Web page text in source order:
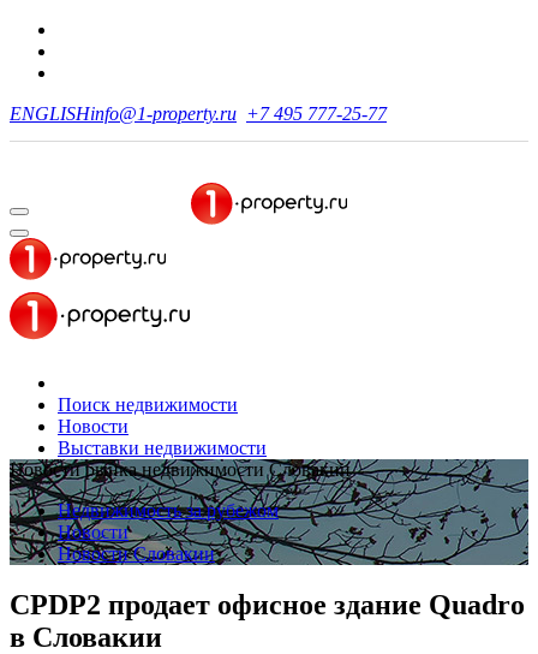
ENGLISHinfo@1-property.ru +7 495 777-25-77
Поиск недвижимости
Новости
Выставки недвижимости
Новости рынка недвижимости Словакии
Недвижимость за рубежом
Новости
Новости Словакии
CPDP2 продает офисное здание Quadro
в Словакии